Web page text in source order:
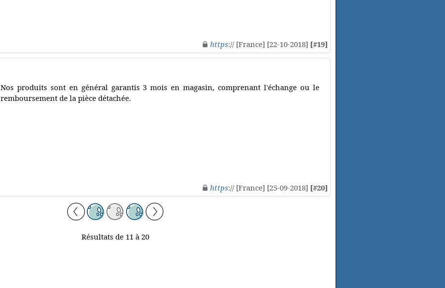
https:// [France] [22-10-2018] [#19]
Nos produits sont en général garantis 3 mois en magasin, comprenant l'échange ou le
remboursement de la pièce détachée.
https:// [France] [25-09-2018] [#20]
Résultats de 11 à 20